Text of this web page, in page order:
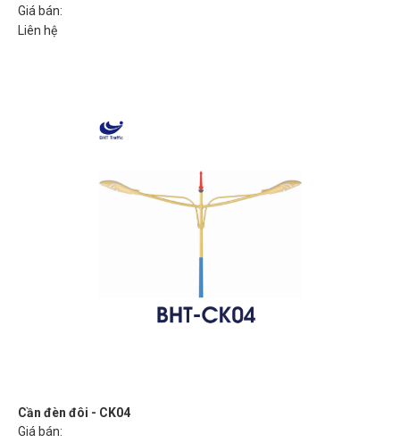
Giá bán:
Liên hệ
Cần đèn đôi - CK04
Giá bán: